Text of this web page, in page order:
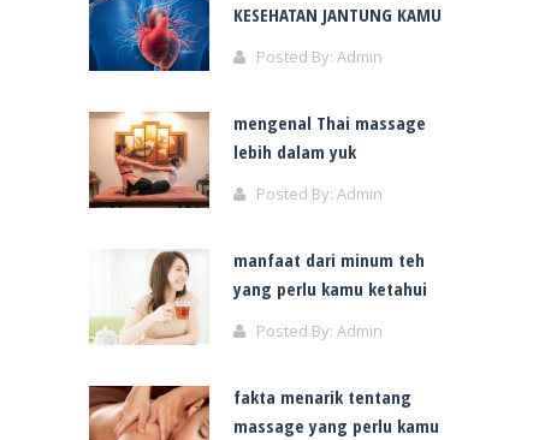
KESEHATAN JANTUNG KAMU
Posted By: Admin
mengenal Thai massage
lebih dalam yuk
Posted By: Admin
manfaat dari minum teh
yang perlu kamu ketahui
Posted By: Admin
fakta menarik tentang
massage yang perlu kamu